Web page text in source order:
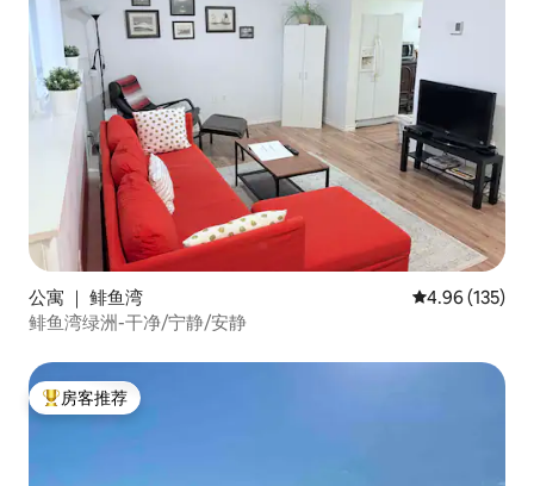
公寓 ｜ 鲱鱼湾 平均评分 4.96
4.96 (135)
鲱鱼湾绿洲-干净/宁静/安静
热门「房客推荐」
房客推荐